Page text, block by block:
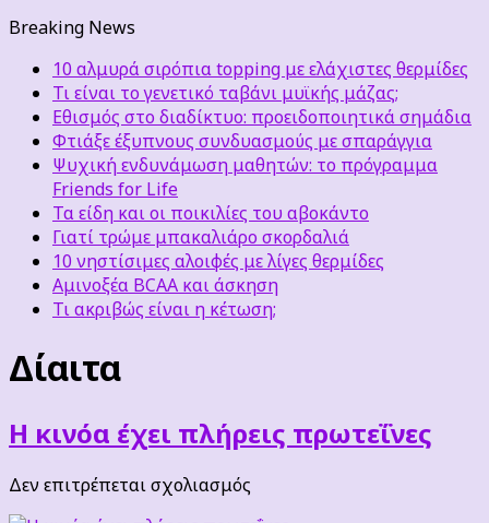
Breaking News
10 αλμυρά σιρόπια topping με ελάχιστες θερμίδες
Τι είναι το γενετικό ταβάνι μυϊκής μάζας;
Εθισμός στο διαδίκτυο: προειδοποιητικά σημάδια
Φτιάξε έξυπνους συνδυασμούς με σπαράγγια
Ψυχική ενδυνάμωση μαθητών: το πρόγραμμα
Friends for Life
Τα είδη και οι ποικιλίες του αβοκάντο
Γιατί τρώμε μπακαλιάρο σκορδαλιά
10 νηστίσιμες αλοιφές με λίγες θερμίδες
Αμινοξέα BCAA και άσκηση
Τι ακριβώς είναι η κέτωση;
Δίαιτα
Η κινόα έχει πλήρεις πρωτεΐνες
Δεν επιτρέπεται σχολιασμός